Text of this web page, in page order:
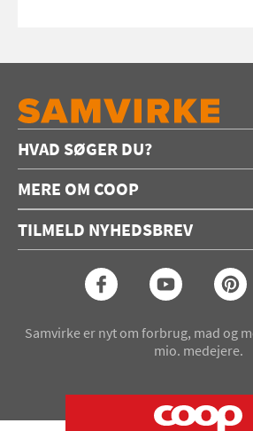
HVAD SØGER DU?
Forside
Opskrifter
Konkurrencer
MERE OM COOP
Annoncering
Coop medlem
TILMELD NYHEDSBREV
Samvirke er nyt om forbrug, mad og
mio. medejere.